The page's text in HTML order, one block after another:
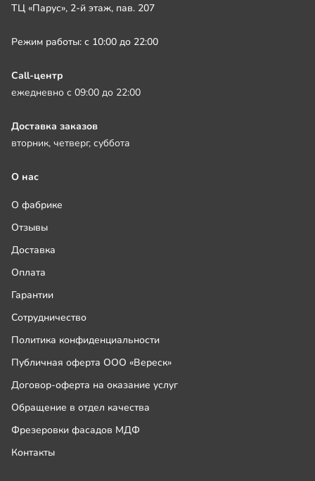
ТЦ «Парус», 2-й этаж, пав. 207
Режим работы: с 10:00 до 22:00
Call-центр
ежедневно с 09:00 до 22:00
Доставка заказов
вторник, четверг, суббота
О нас
О фабрике
Отзывы
Доставка
Оплата
Гарантии
Сотрудничество
Политика конфиденциальности
Публичная оферта ООО «Вереск»
Договор-оферта на оказание услуг
Обращение в отдел качества
Фрезеровки фасадов МДФ
Контакты